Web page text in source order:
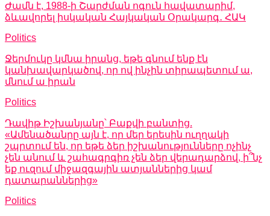
Ժամն է, 1988-ի Շարժման ոգուն հավատարիմ,
ձևավորել իսկական Հայկական Օրակարգ․ ՀԱԿ
Politics
Ջերմուկը կմնա իրանց, եթե գնում ենք էն
կանխավարկածով, որ ով ինչին տիրապետում ա,
մնում ա իրան
Politics
Դավիթ Իշխանյանը՝ Բաքվի բանտից.
«Ամենածանրը այն է, որ մեր երեսին ուղղակի
շպրտում են, որ եթե ձեր իշխանությունները ոչինչ
չեն անում և շահագրգիռ չեն ձեր վերադարձով, ի՞նչ
եք ուզում միջազգային ատյաններից կամ
դատարաններից»
Politics